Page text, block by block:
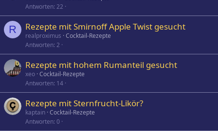
Antworten 22
R Rezepte mit Smirnoff Apple Twist gesucht
realproximus Cocktail-Rezepte
Antworten 2
Rezepte mit hohem Rumanteil gesucht
xeo Cocktail-Rezepte
Antworten 14
Rezepte mit Sternfrucht-Likör?
kaptain Cocktail-Rezepte
Antworten 0